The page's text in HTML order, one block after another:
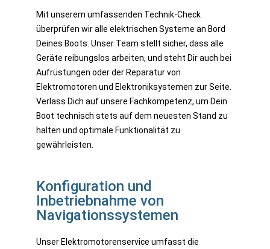
Mit unserem umfassenden Technik-Check
überprüfen wir alle elektrischen Systeme an Bord
Deines Boots. Unser Team stellt sicher, dass alle
Geräte reibungslos arbeiten, und steht Dir auch bei
Aufrüstungen oder der Reparatur von
Elektromotoren und Elektroniksystemen zur Seite.
Verlass Dich auf unsere Fachkompetenz, um Dein
Boot technisch stets auf dem neuesten Stand zu
halten und optimale Funktionalität zu
gewährleisten.
Konfiguration und
Inbetriebnahme von
Navigationssystemen
Unser Elektromotorenservice umfasst die